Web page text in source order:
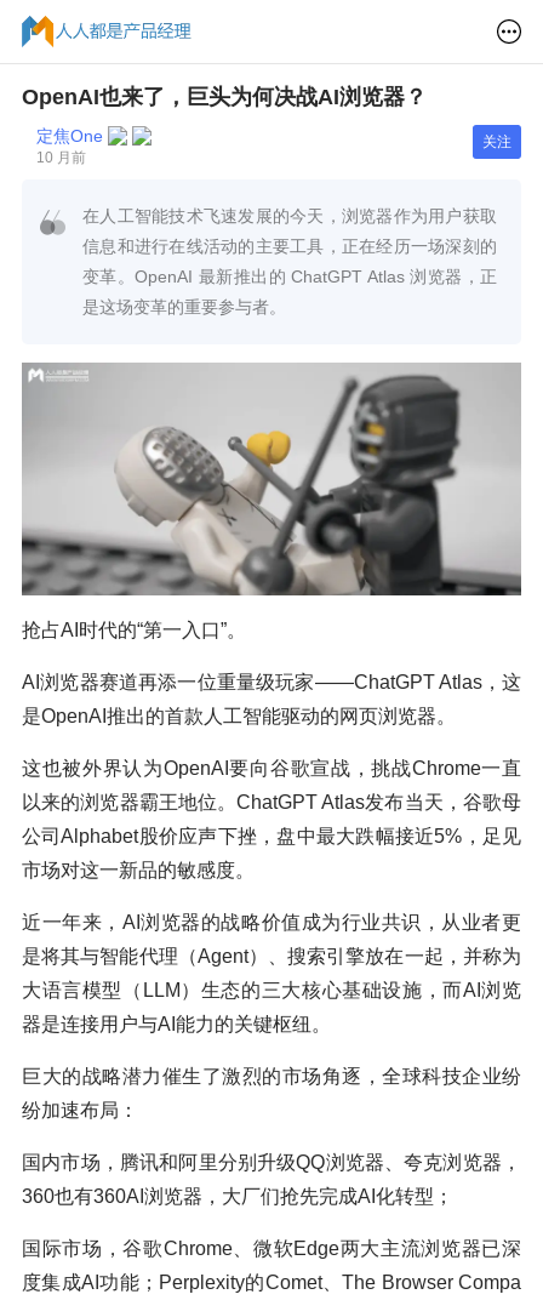
OpenAI也来了，巨头为何决战AI浏览器？
定焦One
10 月前
关注
在人工智能技术飞速发展的今天，浏览器作为用户获取
信息和进行在线活动的主要工具，正在经历一场深刻的
变革。OpenAI 最新推出的 ChatGPT Atlas 浏览器，正
是这场变革的重要参与者。
抢占AI时代的“第一入口”。
AI浏览器赛道再添一位重量级玩家——ChatGPT Atlas，这
是OpenAI推出的首款人工智能驱动的网页浏览器。
这也被外界认为OpenAI要向谷歌宣战，挑战Chrome一直
以来的浏览器霸王地位。ChatGPT Atlas发布当天，谷歌母
公司Alphabet股价应声下挫，盘中最大跌幅接近5%，足见
市场对这一新品的敏感度。
近一年来，AI浏览器的战略价值成为行业共识，从业者更
是将其与智能代理（Agent）、搜索引擎放在一起，并称为
大语言模型（LLM）生态的三大核心基础设施，而AI浏览
器是连接用户与AI能力的关键枢纽。
巨大的战略潜力催生了激烈的市场角逐，全球科技企业纷
纷加速布局：
国内市场，腾讯和阿里分别升级QQ浏览器、夸克浏览器，
360也有360AI浏览器，大厂们抢先完成AI化转型；
国际市场，谷歌Chrome、微软Edge两大主流浏览器已深
度集成AI功能；Perplexity的Comet、The Browser Compa